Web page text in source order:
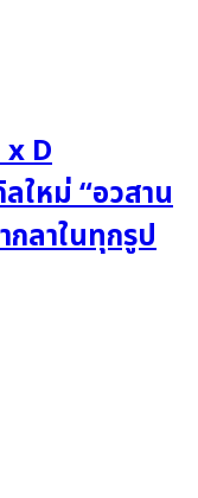
D
ใหม่ “อวสาน
กลาในทุกรูป